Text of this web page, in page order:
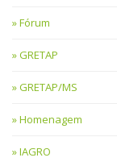
Fórum
GRETAP
GRETAP/MS
Homenagem
IAGRO